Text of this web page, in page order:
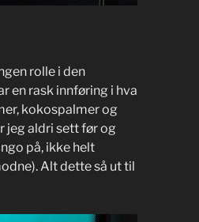
rolle i den
en rask innføring i hva
kokospalmer og
jeg aldri sett før og
på, ikke helt
Alt dette så ut til